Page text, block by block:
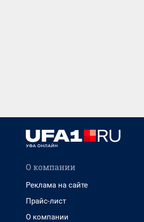
О компании
Реклама на сайте
Прайс-лист
О компании